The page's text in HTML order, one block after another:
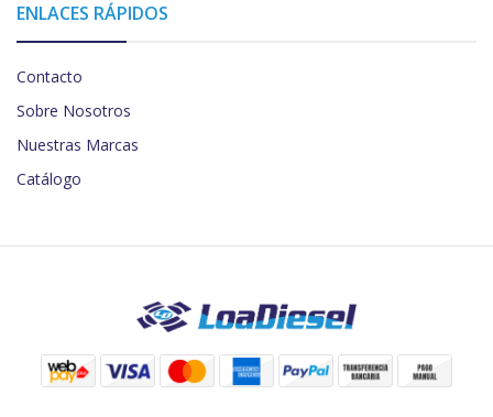
ENLACES RÁPIDOS
Contacto
Sobre Nosotros
Nuestras Marcas
Catálogo